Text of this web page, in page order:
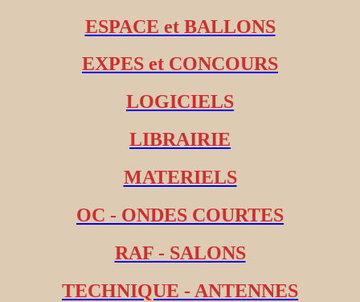
ESPACE et BALLONS
EXPES et CONCOURS
LOGICIELS
LIBRAIRIE
MATERIELS
OC - ONDES COURTES
RAF - SALONS
TECHNIQUE - ANTENNES